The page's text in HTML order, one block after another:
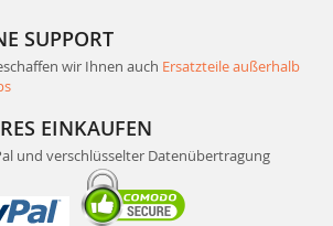
SUPPORT
wir Ihnen auch Ersatzteile außerhalb
EINKAUFEN
und verschlüsselter Datenübertragung